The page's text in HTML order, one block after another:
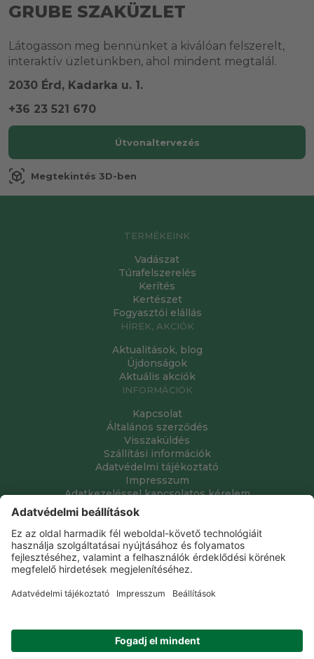
GRUBE SZAKÜZLET
Látogasson meg bennünket a kiválóan felszerelt,
interaktív üzletünkben, ahol mindent megtalál.
2030 Érd, Kadarka u. 1.
+36 23 521 670
Útvonaltervezés
view_in_ar Megtekintés 3D-ben
TERMÉKEINK
Vadászat
Túrafelszerelés
Kerítés
Kertészet
Fogyasztói elállás
HÍREK, AKCIÓK
Aktualitások, blog
Újdonságok
Aktuális akciók
INFORMÁCIÓK
Kapcsolat
Általános szerződés
Visszaküldés
Szállítási információk
Adatvédelmi tájékoztató
Impresszum
Adatkezeléssel kapcsolatos kérelem
Grube Kft. © 2009 - 2026. Minden jog fenntartva. All rights